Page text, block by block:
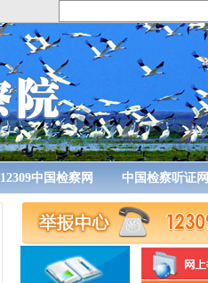
12309中国检察网 中国检察听证网